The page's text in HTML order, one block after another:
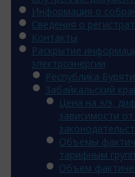
Информация о
Сведения о
Контакты
Раскрытие
электроэнергии
Республика
Забайкальский
Цена на э/э,
зависимости
Объемы
тарифным
Объем